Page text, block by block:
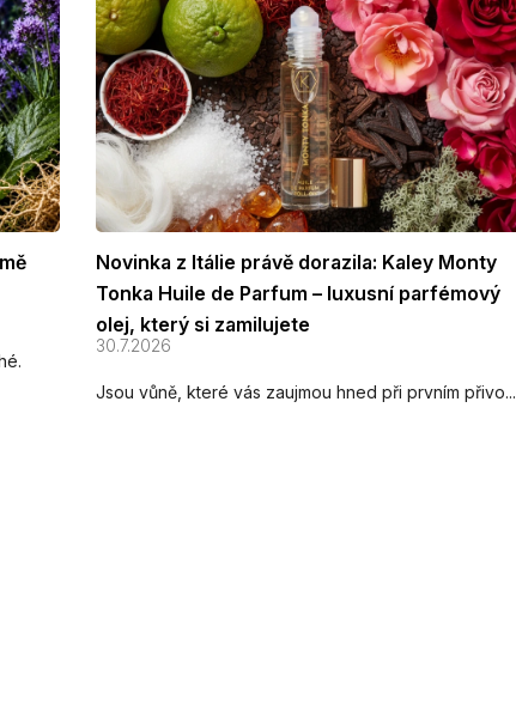
Novinka z Itálie právě dorazila: Kaley Monty
Tonka Huile de Parfum – luxusní parfémový
olej, který si zamilujete
30.7.2026
Jsou vůně, které vás zaujmou hned při prvním přivo...